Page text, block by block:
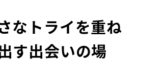
なトライを重ね
す出会いの場